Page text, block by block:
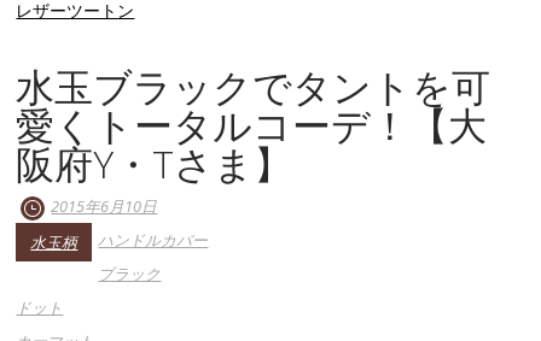
レザーツートン
水玉ブラックでタントを可
愛くトータルコーデ！【大
阪府Y・Tさま】
2015年6月10日
水玉柄
ハンドルカバー
ブラック
ドット